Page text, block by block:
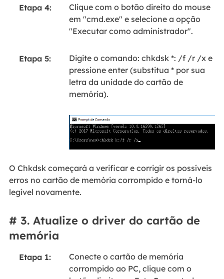
Etapa 4:
Clique com o botão direito do mouse
em "cmd.exe" e selecione a opção
"Executar como administrador".
Etapa 5:
Digite o comando: chkdsk *: /f /r /x e
pressione enter (substitua * por sua
letra da unidade do cartão de
memória).
O Chkdsk começará a verificar e corrigir os possíveis
erros no cartão de memória corrompido e torná-lo
legível novamente.
# 3. Atualize o driver do cartão de
memória
Etapa 1:
Conecte o cartão de memória
corrompido ao PC, clique com o